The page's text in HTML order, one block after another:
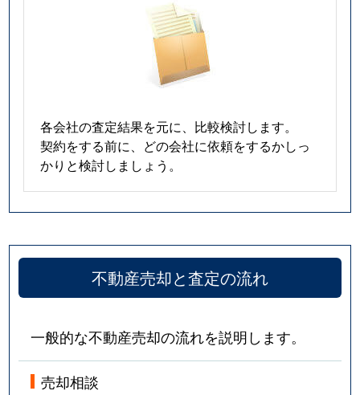
各会社の査定結果を元に、比較検討します。
契約をする前に、どの会社に依頼をするかしっ
かりと検討しましょう。
不動産売却と査定の流れ
一般的な不動産売却の流れを説明します。
売却相談